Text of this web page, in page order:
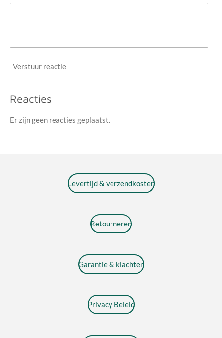
Verstuur reactie
Reacties
Er zijn geen reacties geplaatst.
Levertijd & verzendkosten
Retourneren
Garantie & klachten
Privacy Beleid